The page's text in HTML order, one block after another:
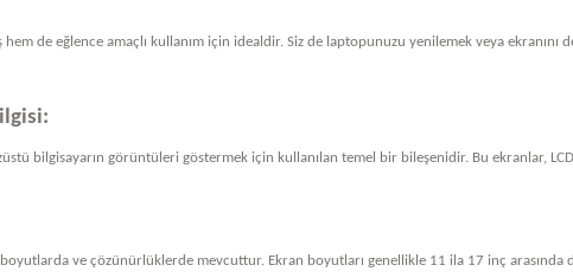
hem de eğlence amaçlı kullanım için idealdir. Siz de laptopunuzu yenilemek veya
bilgisayarın görüntüleri göstermek için kullanılan temel bir bileşenidir. Bu ekranlar,
ve çözünürlüklerde mevcuttur. Ekran boyutları genellikle 11 ila 17 inç